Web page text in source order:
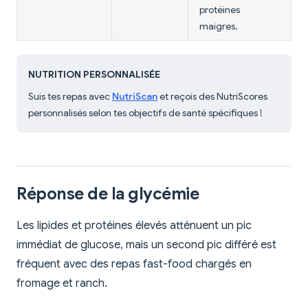
protéines
maigres.
NUTRITION PERSONNALISÉE
Suis tes repas avec NutriScanet reçois des NutriScores
personnalisés selon tes objectifs de santé spécifiques !
Réponse de la glycémie
Les lipides et protéines élevés atténuent un pic
immédiat de glucose, mais un second pic différé est
fréquent avec des repas fast-food chargés en
fromage et ranch.